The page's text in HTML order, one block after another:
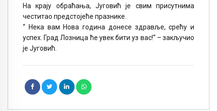
На крају обраћања, Југовић је свим присутнима
честитао предстојеће празнике.
“ Нека вам Нова година донесе здравље, срећу и
успех. Град Лозница ће увек бити уз вас!“ – закључио
је Југовић.